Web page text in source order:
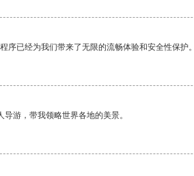
序已经为我们带来了无限的流畅体验和安全性保护
游，带我领略世界各地的美景。